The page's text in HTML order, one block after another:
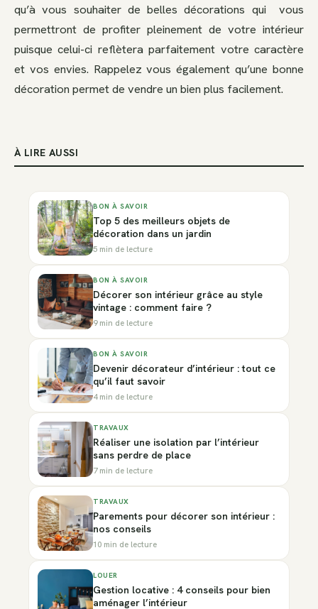
qu’à vous souhaiter de belles décorations qui vous
permettront de profiter pleinement de votre intérieur
puisque celui-ci reflètera parfaitement votre caractère
et vos envies. Rappelez vous également qu’une bonne
décoration permet de vendre un bien plus facilement.
À LIRE AUSSI
BON À SAVOIR
Top 5 des meilleurs objets de
décoration dans un jardin
5 min de lecture
BON À SAVOIR
Décorer son intérieur grâce au style
vintage : comment faire ?
9 min de lecture
BON À SAVOIR
Devenir décorateur d’intérieur : tout ce
qu’il faut savoir
4 min de lecture
TRAVAUX
Réaliser une isolation par l’intérieur
sans perdre de place
7 min de lecture
TRAVAUX
Parements pour décorer son intérieur :
nos conseils
10 min de lecture
LOUER
Gestion locative : 4 conseils pour bien
aménager l’intérieur